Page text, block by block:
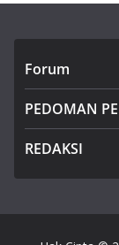
Forum
PEDOMAN
REDAKSI